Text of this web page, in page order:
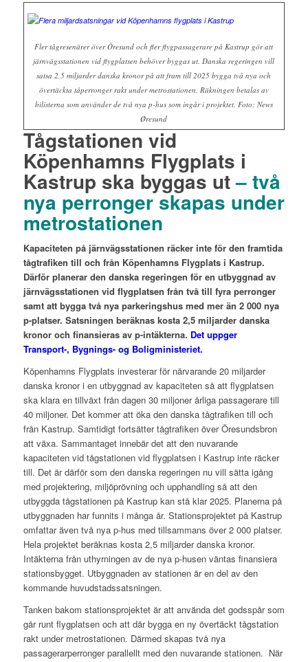
Fler tågresenärer över Öresund och fler flygpassagerare på Kastrup gör att
järnvägsstationen vid flygplatsen behöver byggas ut. Danska regeringen vill
satsa 2,5 miljarder danska kronor på att fram till 2025 bygga två nya och
övertäckta tåperronger rakt under metrostationen. Räkningen betalas av
bilisterna som använder de två nya p-hus som ingår i projektet. Foto: News
Øresund
Tågstationen vid
Köpenhamns Flygplats i
Kastrup ska byggas ut– två
nya perronger skapas under
metrostationen
Kapaciteten på järnvägsstationen räcker inte för den framtida
tågtrafiken till och från Köpenhamns Flygplats i Kastrup.
Därför planerar den danska regeringen för en utbyggnad av
järnvägsstationen vid flygplatsen från två till fyra perronger
samt att bygga två nya parkeringshus med mer än 2 000 nya
p-platser. Satsningen beräknas kosta 2,5 miljarder danska
kronor och finansieras av p-intäkterna. Det uppger
Transport-, Bygnings- og Boligministeriet.
Köpenhamns Flygplats investerar för närvarande 20 miljarder
danska kronor i en utbyggnad av kapaciteten så att flygplatsen
ska klara en tillväxt från dagen 30 miljoner årliga passagerare till
40 miljoner. Det kommer att öka den danska tågtrafiken till och
från Kastrup. Samtidigt fortsätter tågtrafiken över Öresundsbron
att växa. Sammantaget innebär det att den nuvarande
kapaciteten vid tågstationen vid flygplatsen i Kastrup inte räcker
till. Det är därför som den danska regeringen nu vill sätta igång
med projektering, miljöprövning och upphandling så att den
utbyggda tågstationen på Kastrup kan stå klar 2025. Planerna på
utbyggnaden har funnits i många år. Stationsprojektet på Kastrup
omfattar även två nya p-hus med tillsammans över 2 000 platser.
Hela projektet beräknas kosta 2,5 miljarder danska kronor.
Intäkterna från uthyrningen av de nya p-husen väntas finansiera
stationsbygget. Utbyggnaden av stationen är en del av den
kommande huvudstadssatsningen.
Tanken bakom stationsprojektet är att använda det godsspår som
går runt flygplatsen och att där bygga en ny övertäckt tågstation
rakt under metrostationen. Därmed skapas två nya
passagerarperronger parallellt med den nuvarande stationen. När